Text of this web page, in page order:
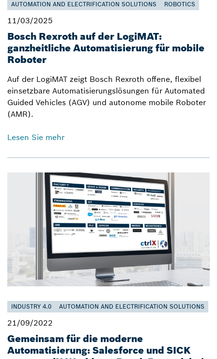
AUTOMATION AND ELECTRIFICATION SOLUTIONS
ROBOTICS
11/03/2025
Bosch Rexroth auf der LogiMAT:
ganzheitliche Automatisierung für mobile
Roboter
Auf der LogiMAT zeigt Bosch Rexroth offene, flexibel
einsetzbare Automatisierungslösungen für Automated
Guided Vehicles (AGV) und autonome mobile Roboter
(AMR).
Lesen Sie mehr
INDUSTRY 4.0 AUTOMATION AND ELECTRIFICATION SOLUTIONS
21/09/2022
Gemeinsam für die moderne
Automatisierung: Salesforce und SICK